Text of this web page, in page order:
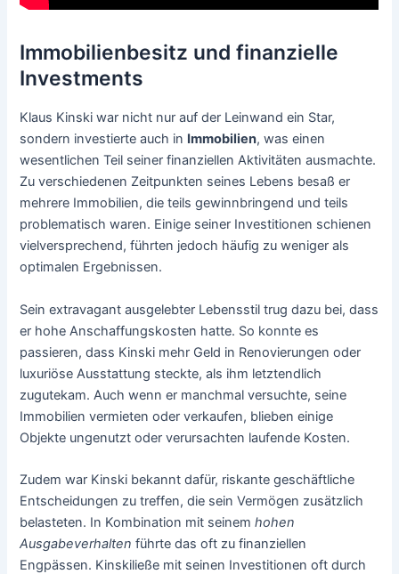
Immobilienbesitz und finanzielle
Investments
Klaus Kinski war nicht nur auf der Leinwand ein Star,
sondern investierte auch in Immobilien, was einen
wesentlichen Teil seiner finanziellen Aktivitäten ausmachte.
Zu verschiedenen Zeitpunkten seines Lebens besaß er
mehrere Immobilien, die teils gewinnbringend und teils
problematisch waren. Einige seiner Investitionen schienen
vielversprechend, führten jedoch häufig zu weniger als
optimalen Ergebnissen.
Sein extravagant ausgelebter Lebensstil trug dazu bei, dass
er hohe Anschaffungskosten hatte. So konnte es
passieren, dass Kinski mehr Geld in Renovierungen oder
luxuriöse Ausstattung steckte, als ihm letztendlich
zugutekam. Auch wenn er manchmal versuchte, seine
Immobilien vermieten oder verkaufen, blieben einige
Objekte ungenutzt oder verursachten laufende Kosten.
Zudem war Kinski bekannt dafür, riskante geschäftliche
Entscheidungen zu treffen, die sein Vermögen zusätzlich
belasteten. In Kombination mit seinemhohen
Ausgabeverhalten führte das oft zu finanziellen
Engpässen. Kinskiließe mit seinen Investitionen oft durch